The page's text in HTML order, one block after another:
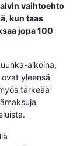
vaihtoehto
kun taas
jopa 100
aikoina,
yleensä
tärkeää